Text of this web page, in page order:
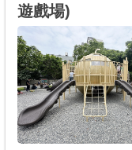
遊戲場)